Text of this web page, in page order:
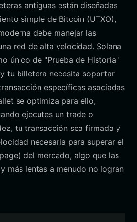
antiguas están diseñadas
simple de Bitcoin (UTXO),
debe manejar las
red de alta velocidad. Solana
único de "Prueba de Historia"
tu billetera necesita soportar
específicas asociadas
se optimiza para ello,
ejecutes un trade o
tu transacción sea firmada y
necesaria para superar el
del mercado, algo que las
más lentas a menudo no logran